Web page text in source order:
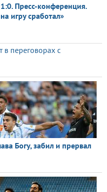
Пресс-конференция.
игру сработал»
в переговорах с
Богу, забил и прервал